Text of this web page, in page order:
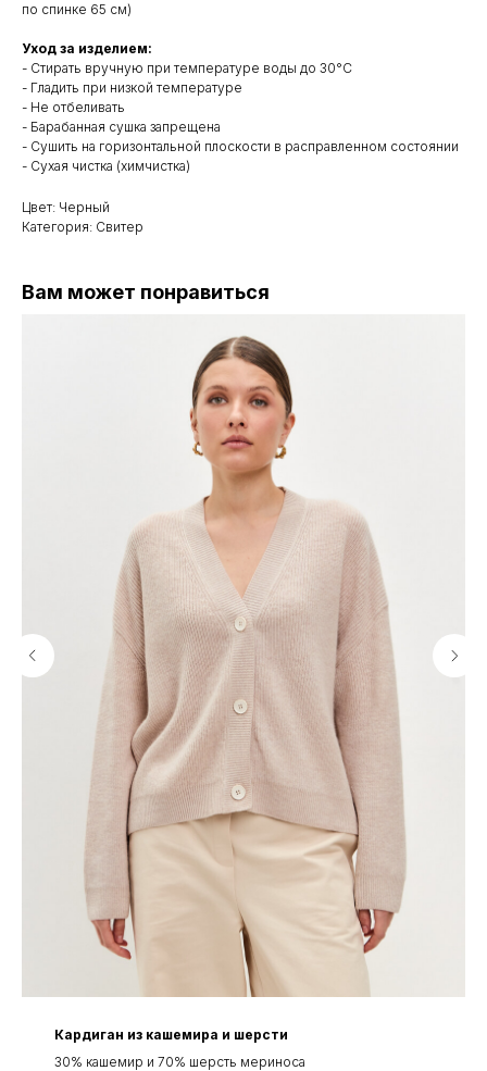
по спинке 65 см)
Уход за изделием:
- Стирать вручную при температуре воды до 30°C
- Гладить при низкой температуре
- Не отбеливать
- Барабанная сушка запрещена
- Сушить на горизонтальной плоскости в расправленном состоянии
- Сухая чистка (химчистка)
Цвет: Черный
Категория: Свитер
Вам может понравиться
Кардиган из кашемира и шерсти
30% кашемир и 70% шерсть мериноса